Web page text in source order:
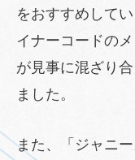
をおすすめして
イナーコードの
が見事に混ざり
ました。
また、「ジャニ